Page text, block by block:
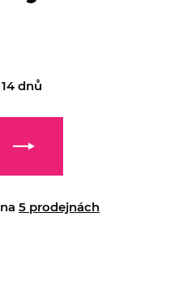
dnů
5 prodejnách